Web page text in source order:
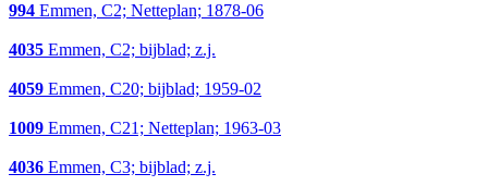
994 Emmen, C2; Netteplan; 1878-06
4035 Emmen, C2; bijblad; z.j.
4059 Emmen, C20; bijblad; 1959-02
1009 Emmen, C21; Netteplan; 1963-03
4036 Emmen, C3; bijblad; z.j.